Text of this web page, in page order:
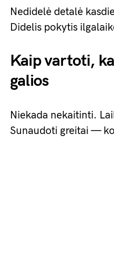
Nedidelė detalė
Didelis pokytis
Kaip vartoti,
galios
Niekada nekaitinti.
Sunaudoti greitai —